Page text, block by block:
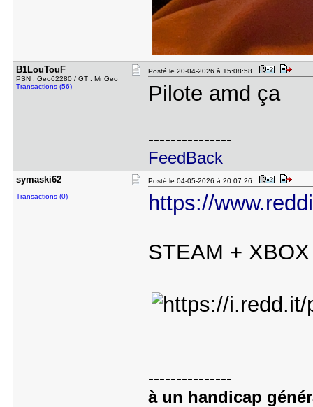
B1LouTouF
PSN : Geo62280 / GT : Mr Geo
Transactions (56)
Posté le 20-04-2026 à 15:08:58
Pilote amd ça
---------------
FeedBack
symaski62
Transactions (0)
Posté le 04-05-2026 à 20:07:26
https://
STEAM +
---------------
à un handicap